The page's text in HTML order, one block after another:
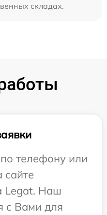
складах.
телефону или
сайте
Legat. Наш
с Вами для